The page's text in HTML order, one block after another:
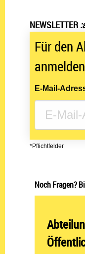
NEWSLETTER
Für den
anmelden
E-Mail-
*Pflichtfelder
Noch Fragen?